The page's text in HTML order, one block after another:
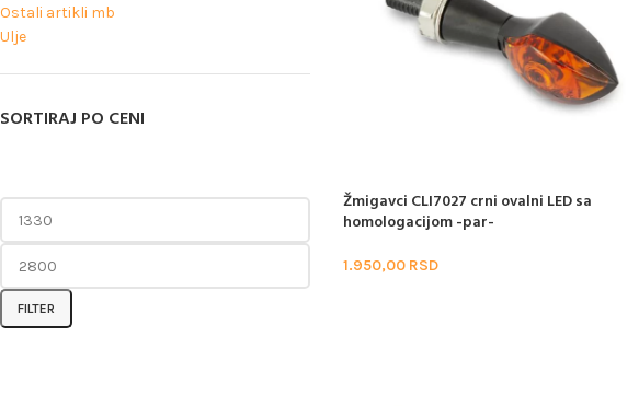
Ostali artikli mb
Ulje
SORTIRAJ PO CENI
FILTER
Žmigavci CLI7027 crni ovalni LED sa
homologacijom -par-
1.950,00 RSD